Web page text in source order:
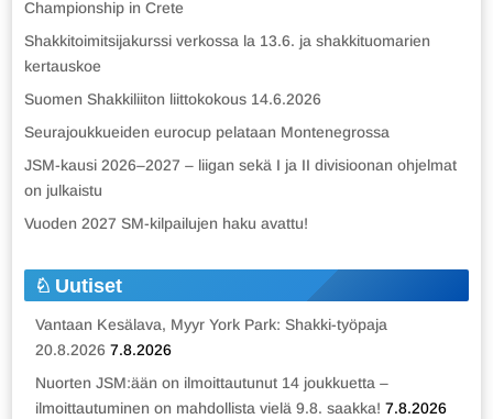
Championship in Crete
Shakkitoimitsijakurssi verkossa la 13.6. ja shakkituomarien
kertauskoe
Suomen Shakkiliiton liittokokous 14.6.2026
Seurajoukkueiden eurocup pelataan Montenegrossa
JSM-kausi 2026–2027 – liigan sekä I ja II divisioonan ohjelmat
on julkaistu
Vuoden 2027 SM-kilpailujen haku avattu!
Uutiset
Vantaan Kesälava, Myyr York Park: Shakki-työpaja
20.8.2026 7.8.2026
Nuorten JSM:ään on ilmoittautunut 14 joukkuetta –
ilmoittautuminen on mahdollista vielä 9.8. saakka! 7.8.2026